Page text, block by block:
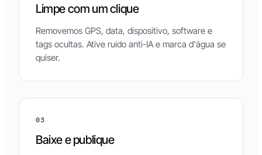
Limpe com um clique
Removemos GPS, data, dispositivo, software e
tags ocultas. Ative ruído anti-IA e marca d'água se
quiser.
03
Baixe e publique